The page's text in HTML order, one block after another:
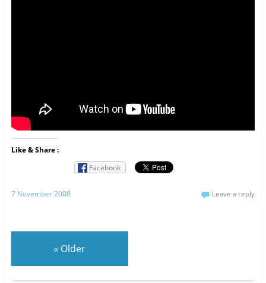
Like & Share :
Facebook
7 November 2008 Leave a reply
« Older